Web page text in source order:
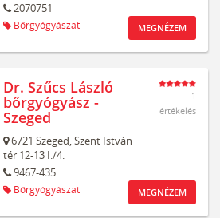
2070751
Bőrgyógyászat MEGNÉZEM
Dr. Szűcs László
bőrgyógyász -
Szeged
6721 Szeged,Szent István
tér 12-13 I./4.
9467-435
Bőrgyógyászat
1
értékelés
MEGNÉZEM